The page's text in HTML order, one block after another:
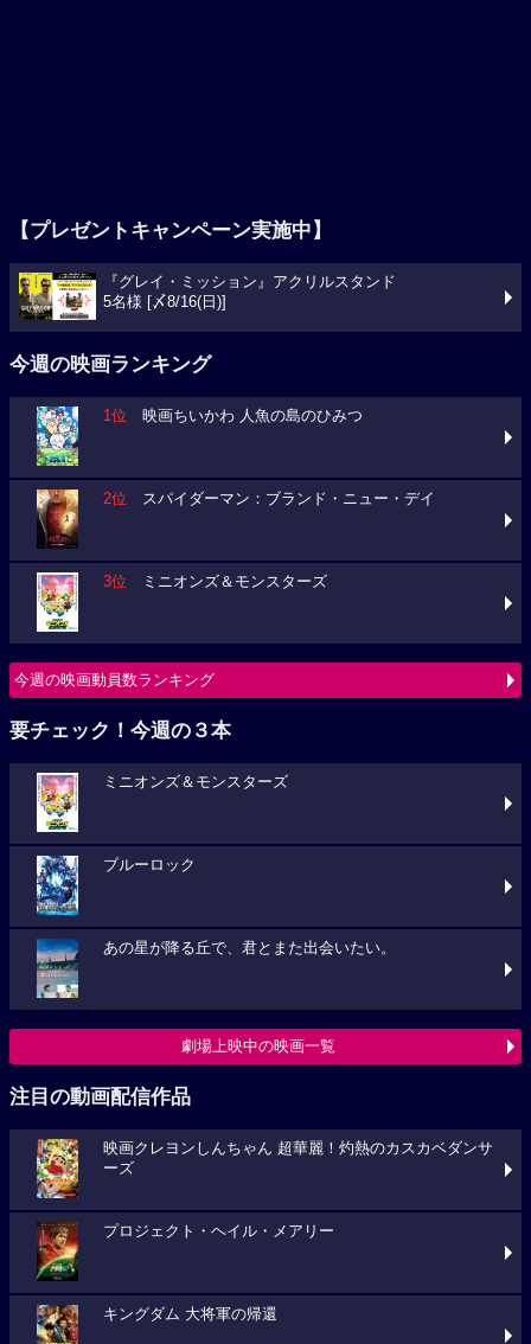
【プレゼントキャンペーン実施中】
『グレイ・ミッション』アクリルスタンド
5名様 [〆8/16(日)]
今週の映画ランキング
1位 映画ちいかわ 人魚の島のひみつ
2位 スパイダーマン：ブランド・ニュー・デイ
3位 ミニオンズ＆モンスターズ
今週の映画動員数ランキング
要チェック！今週の３本
ミニオンズ＆モンスターズ
ブルーロック
あの星が降る丘で、君とまた出会いたい。
劇場上映中の映画一覧
注目の動画配信作品
映画クレヨンしんちゃん 超華麗！灼熱のカスカベダンサ
ーズ
プロジェクト・ヘイル・メアリー
キングダム 大将軍の帰還